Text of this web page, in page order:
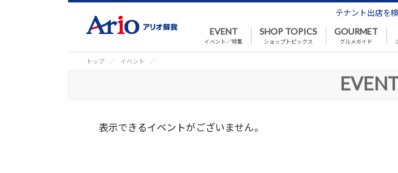
テナント出店を
EVENT
イベント／特集
SHOP TOPICS
ショップトピックス
GOURMET
グルメガイド
トップ イベント
表示できるイベントがございません。